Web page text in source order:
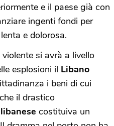
e il paese già con
ingenti fondi per
e dolorosa.
si avrà a livello
esplosioni il Libano
i beni di cui
il drastico
costituiva un